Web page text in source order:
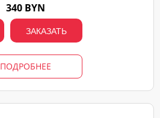
340 BYN
ЗАКАЗАТЬ
ПОДРОБНЕЕ